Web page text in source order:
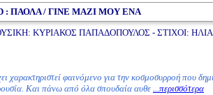
: ΠΑΟΛΑ / ΓΙΝΕ ΜΑΖΙ ΜΟΥ ΕΝΑ
ΚΥΡΙΑΚΟΣ ΠΑΠΑΔΟΠΟΥΛΟΣ - ΣΤΙΧΟΙ:
χαρακτηριστεί φαινόμενο για την κοσμοσυρροή που
Και πάνω από όλα σπουδαία αυθε ...περισσότερα